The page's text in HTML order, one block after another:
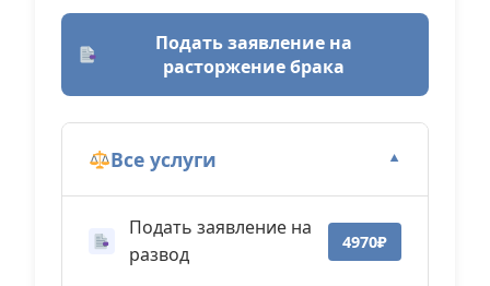
Подать заявление на
расторжение брака
Все услуги ▼
Подать заявление на
развод
4970₽